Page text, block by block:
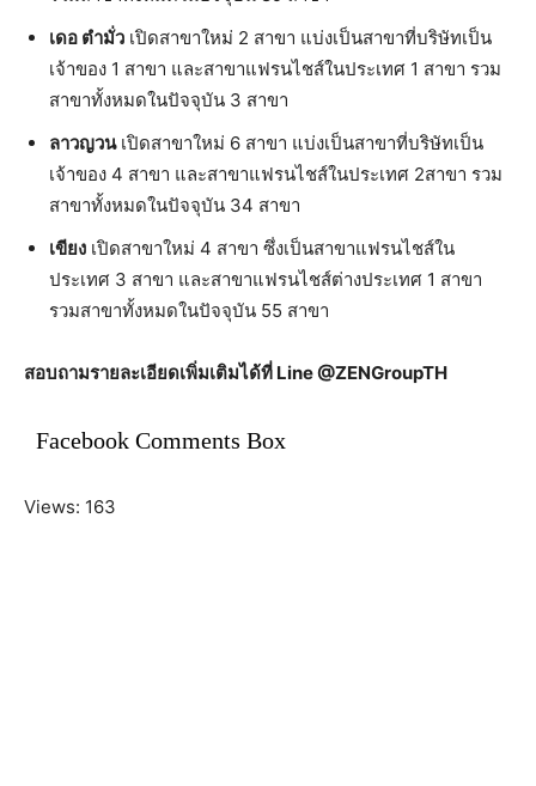
เดอ ตำมั่ว เปิดสาขาใหม่ 2 สาขา แบ่งเป็นสาขาที่บริษัทเป็น
เจ้าของ 1 สาขา และสาขาแฟรนไชส์ในประเทศ 1 สาขา รวม
สาขาทั้งหมดในปัจจุบัน 3 สาขา
ลาวญวนเปิดสาขาใหม่ 6 สาขา แบ่งเป็นสาขาที่บริษัทเป็น
เจ้าของ 4 สาขา และสาขาแฟรนไชส์ในประเทศ 2สาขา รวม
สาขาทั้งหมดในปัจจุบัน 34 สาขา
เขียง เปิดสาขาใหม่ 4 สาขา ซึ่งเป็นสาขาแฟรนไชส์ใน
ประเทศ 3 สาขา และสาขาแฟรนไชส์ต่างประเทศ 1 สาขา
รวมสาขาทั้งหมดในปัจจุบัน 55 สาขา
สอบถามรายละเอียดเพิ่มเติมได้ที่ Line @ZENGroupTH
Facebook Comments Box
Views: 163